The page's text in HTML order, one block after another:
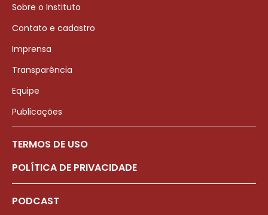
Sobre o Instituto
Contato e cadastro
Imprensa
Transparência
Equipe
Publicações
TERMOS DE USO
POLÍTICA DE PRIVACIDADE
PODCAST